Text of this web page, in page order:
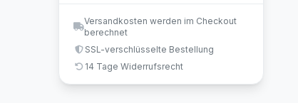
Versandkosten werden im Checkout
berechnet
SSL-verschlüsselte Bestellung
14 Tage Widerrufsrecht